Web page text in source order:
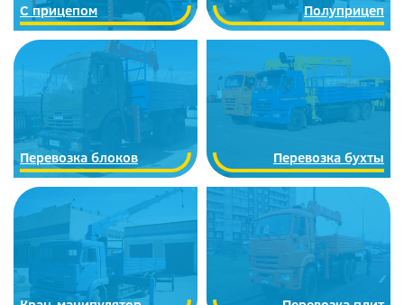
C прицепом Полуприцеп
Перевозка блоков Перевозка бухты